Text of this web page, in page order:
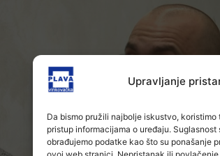
Upravljanje
Da bismo pružili najbolje iskustvo,
pristup informacijama o uređaju.
obrađujemo podatke kao što su ponašanje